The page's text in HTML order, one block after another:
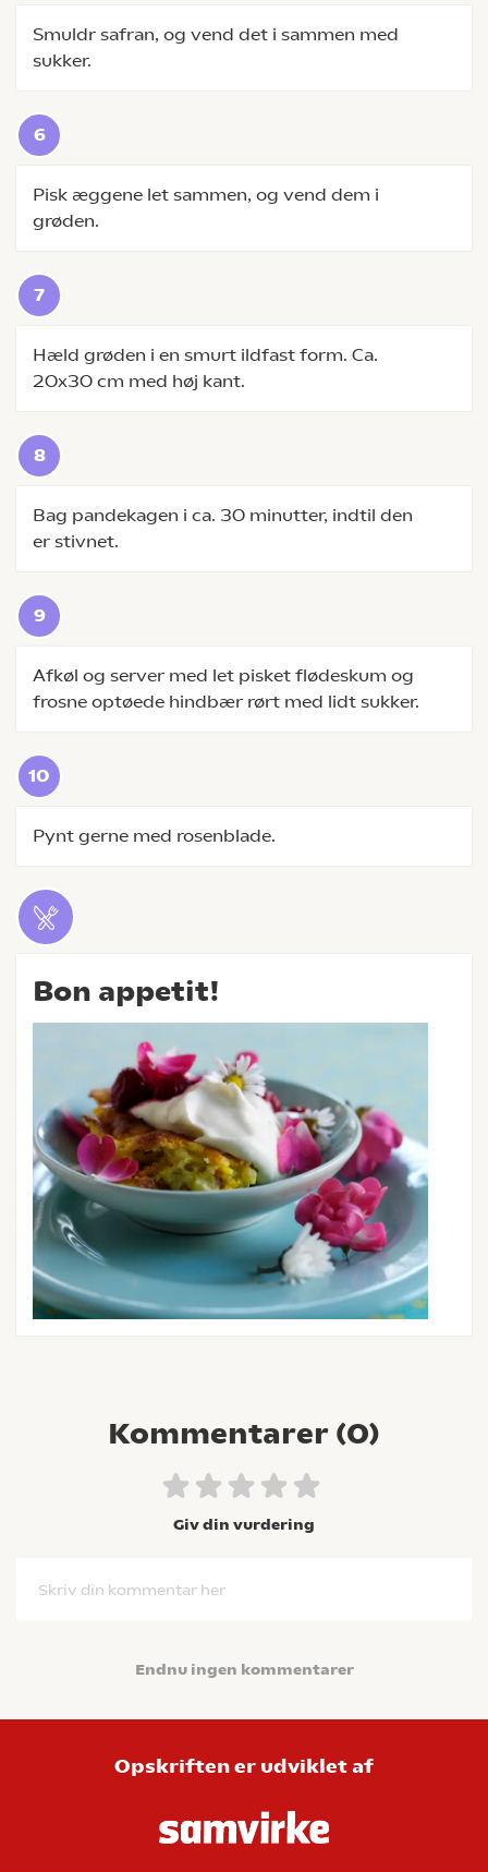
Smuldr safran, og vend det i sammen med
sukker.
Pisk æggene let sammen, og vend dem i
grøden.
Hæld grøden i en smurt ildfast form. Ca.
20x30 cm med høj kant.
Bag pandekagen i ca. 30 minutter, indtil den
er stivnet.
Afkøl og server med let pisket flødeskum og
frosne optøede hindbær rørt med lidt sukker.
Pynt gerne med rosenblade.
Bon appetit!
Kommentarer (0)
Giv din vurdering
Skriv din kommentar her
Endnu ingen kommentarer
Opskriften er udviklet af